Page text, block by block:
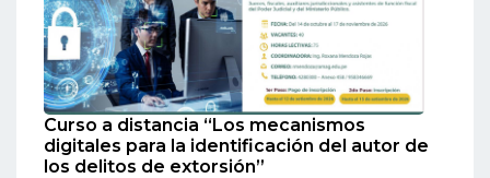
Curso a distancia “Los mecanismos
digitales para la identificación del autor de
los delitos de extorsión”